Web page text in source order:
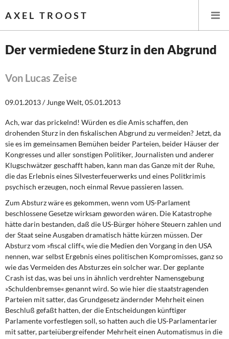
AXEL TROOST
Leitlinien linker Wirtschafts- und Finanzpolitik
Wirtschaftspolitik
Steuer- und Finanzpolitik
Öffentliche Infrastruktur und Daseinsvorsorge
Eurokrise und Griechenland
DIE LINKE
Weitere Themen
Memo-Gruppe
Institut Solidarische Moderne
Rosa-Luxemburg-Stiftung
Der vermiedene Sturz in den Abgrund
Von Lucas Zeise
09.01.2013 / Junge Welt, 05.01.2013
Ach, war das prickelnd! Würden es die Amis schaffen, den
drohenden Sturz in den fiskalischen Abgrund zu vermeiden? Jetzt, da
sie es im gemeinsamen Bemühen beider Parteien, beider Häuser der
Kongresses und aller sonstigen Politiker, Journalisten und anderer
Klugschwätzer geschafft haben, kann man das Ganze mit der Ruhe,
die das Erlebnis eines Silvesterfeuerwerks und eines Politkrimis
psychisch erzeugen, noch einmal Revue passieren lassen.
Zum Absturz wäre es gekommen, wenn vom US-Parlament
beschlossene Gesetze wirksam geworden wären. Die Katastrophe
hätte darin bestanden, daß die US-Bürger höhere Steuern zahlen und
der Staat seine Ausgaben dramatisch hätte kürzen müssen. Der
Absturz vom »fiscal cliff«, wie die Medien den Vorgang in den USA
nennen, war selbst Ergebnis eines politischen Kompromisses, ganz so
wie das Vermeiden des Absturzes ein solcher war. Der geplante
Crash ist das, was bei uns in ähnlich verdrehter Namensgebung
»Schuldenbremse« genannt wird. So wie hier die staatstragenden
Parteien mit satter, das Grundgesetz ändernder Mehrheit einen
Beschluß gefaßt hatten, der die Entscheidungen künftiger
Parlamente vorfestlegen soll, so hatten auch die US-Parlamentarier
mit satter, parteiübergreifender Mehrheit einen Automatismus in die